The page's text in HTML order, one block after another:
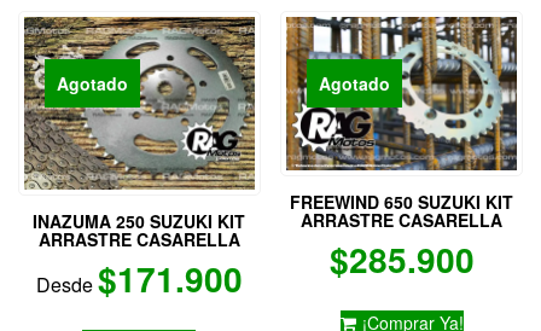
Las
opciones
se
pueden
elegir
en
la
de
producto
Agotado
INAZUMA 250 SUZUKI KIT
ARRASTRE CASARELLA
Desde$171.900
Agotado
FREEWIND 650 SUZUKI KIT
ARRASTRE CASARELLA
$285.900
¡Comprar Ya!